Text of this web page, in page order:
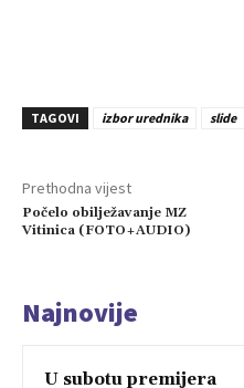
TAGOVI izbor urednika slide
Prethodna vijest
Počelo obilježavanje MZ
Vitinica (FOTO+AUDIO)
Najnovije
U subotu premijera